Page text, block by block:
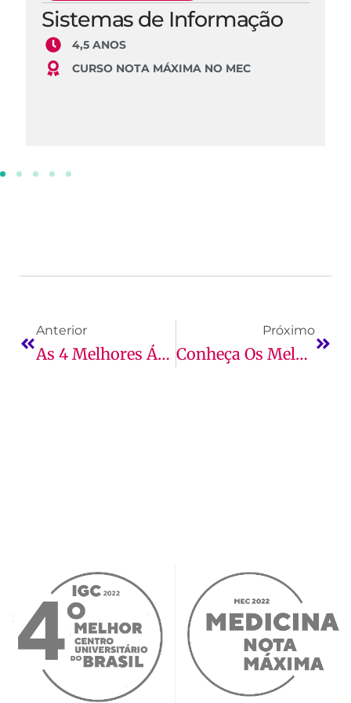
Sistemas de Informação
4,5 ANOS
CURSO NOTA MÁXIMA NO MEC
Anterior
As 4 Melhores Áreas De Atuação Do Engenheiro De Software
Próximo
Conheça Os Melhores Desenvolvimentos De Software